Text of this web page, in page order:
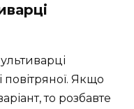
Якщо
то розбавте